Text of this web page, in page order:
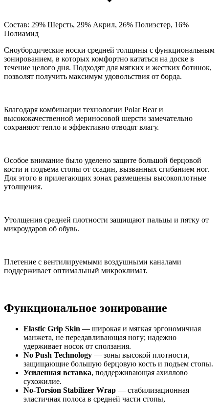
Состав: 29% Шерсть, 29% Акрил, 26% Полиэстер, 16%
Полиамид
Сноубордические носки средней толщины с функциональным
зонированием, в которых комфортно кататься на доске в
течение целого дня. Подходят для мягких и жестких ботинок,
позволят получить максимум удовольствия от борда.
Благодаря комбинации технологии Polar Bear и
высококачественной мериносовой шерсти замечательно
сохраняют тепло и эффективно отводят влагу.
Особое внимание было уделено защите большой берцовой
кости и подъема стопы от ссадин, вызванных сгибанием ног.
Для этого в прилегающих зонах размещены высокоплотные
утолщения.
Утолщения средней плотности защищают пальцы и пятку от
микроударов об обувь.
Плетение с вентилируемыми воздушными каналами
поддерживает оптимальный микроклимат.
Функциональное зонирование
Elastic Grip Skin — широкая и мягкая эргономичная
манжета, не передавливающая ногу; надежно
удерживает носок от сползания.
No Push Technology — зоны высокой плотности,
защищающие большую берцовую кость и подъем стопы.
Усиленная вставка, поддерживающая ахиллово
сухожилие.
No-Torsion Stabilizer Wrap — стабилизационная
эластичная полоса в средней части стопы,